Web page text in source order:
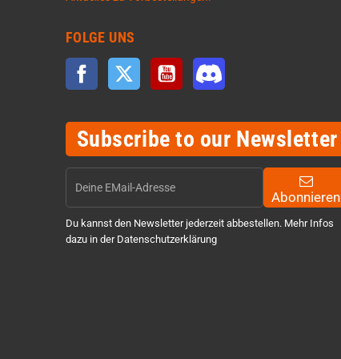
FOLGE UNS
Facebook Twitter YouTube
Subscribe to our Newsletter
Abonnieren
Du kannst den Newsletter jederzeit abbestellen. Mehr Infos
dazu in der Datenschutzerklärung